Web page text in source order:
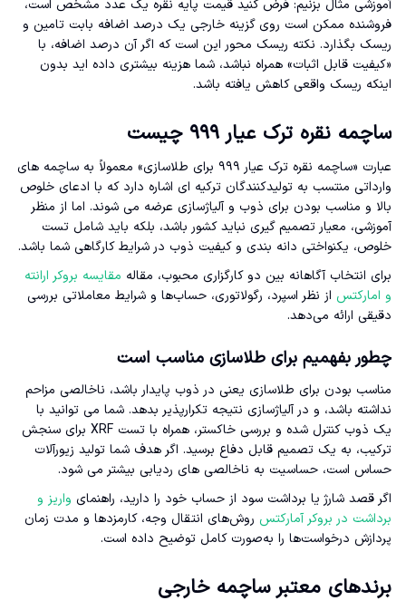
آموزشی مثال بزنیم: فرض کنید قیمت پایه نقره یک عدد مشخص است،
فروشنده ممکن است روی گزینه خارجی یک درصد اضافه بابت تامین و
ریسک بگذارد. نکته ریسک محور این است که اگر آن درصد اضافه، با
«کیفیت قابل اثبات» همراه نباشد، شما هزینه بیشتری داده اید بدون
اینکه ریسک واقعی کاهش یافته باشد.
ساچمه نقره ترک عیار ۹۹۹ چیست
عبارت «ساچمه نقره ترک عیار ۹۹۹ برای طلاسازی» معمولاً به ساچمه های
وارداتی منتسب به تولیدکنندگان ترکیه ای اشاره دارد که با ادعای خلوص
بالا و مناسب بودن برای ذوب و آلیاژسازی عرضه می شوند. اما از منظر
آموزشی، معیار تصمیم گیری نباید کشور باشد، بلکه باید شامل تست
خلوص، یکنواختی دانه بندی و کیفیت ذوب در شرایط کارگاهی شما باشد.
برای انتخاب آگاهانه بین دو کارگزاری محبوب، مقاله مقایسه بروکر ارانته
و امارکتس از نظر اسپرد، رگولاتوری، حساب‌ها و شرایط معاملاتی بررسی
دقیقی ارائه می‌دهد.
چطور بفهمیم برای طلاسازی مناسب است
مناسب بودن برای طلاسازی یعنی در ذوب پایدار باشد، ناخالصی مزاحم
نداشته باشد، و در آلیاژسازی نتیجه تکرارپذیر بدهد. شما می توانید با
یک ذوب کنترل شده و بررسی خاکستر، همراه با تست XRF برای سنجش
ترکیب، به یک تصمیم قابل دفاع برسید. اگر هدف شما تولید زیورآلات
حساس است، حساسیت به ناخالصی های ردیابی بیشتر می شود.
اگر قصد شارژ یا برداشت سود از حساب خود را دارید، راهنمای واریز و
برداشت در بروکر آمارکتس روش‌های انتقال وجه، کارمزدها و مدت زمان
پردازش درخواست‌ها را به‌صورت کامل توضیح داده است.
برندهای معتبر ساچمه خارجی